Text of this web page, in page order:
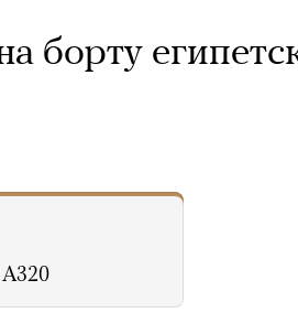
борту
A320